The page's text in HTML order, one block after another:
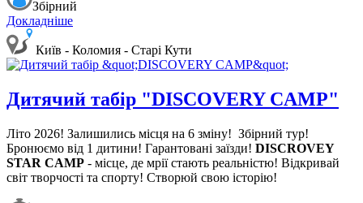
Збірний
Докладніше
Київ - Коломия - Старі Кути
Дитячий табір "DISCOVERY CAMP"
Літо 2026! Залишились місця на 6 зміну! Збірний тур!
Бронюємо від 1 дитини! Гарантовані заїзди! DISCROVEY
STAR CAMP - місце, де мрії стають реальністю! Відкривай
світ творчості та спорту! Створюй свою історію!